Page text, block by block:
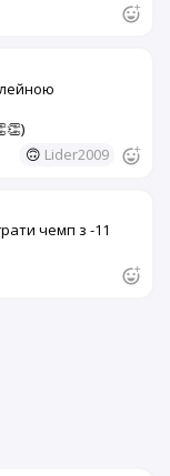
🙃 Lider2009
чемп з -11